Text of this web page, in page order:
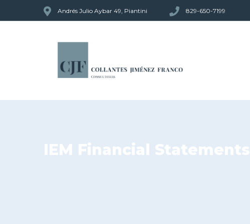
Andrés Julio Aybar 49, Piantini 829-650-7199
IEM Financial Statements